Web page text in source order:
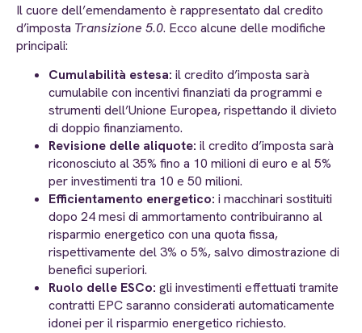
Il cuore dell’emendamento è rappresentato dal credito
d’imposta Transizione 5.0. Ecco alcune delle modifiche
principali:
Cumulabilità estesa: il credito d’imposta sarà
cumulabile con incentivi finanziati da programmi e
strumenti dell’Unione Europea, rispettando il divieto
di doppio finanziamento.
Revisione delle aliquote: il credito d’imposta sarà
riconosciuto al 35% fino a 10 milioni di euro e al 5%
per investimenti tra 10 e 50 milioni.
Efficientamento energetico: i macchinari sostituiti
dopo 24 mesi di ammortamento contribuiranno al
risparmio energetico con una quota fissa,
rispettivamente del 3% o 5%, salvo dimostrazione di
benefici superiori.
Ruolo delle ESCo: gli investimenti effettuati tramite
contratti EPC saranno considerati automaticamente
idonei per il risparmio energetico richiesto.